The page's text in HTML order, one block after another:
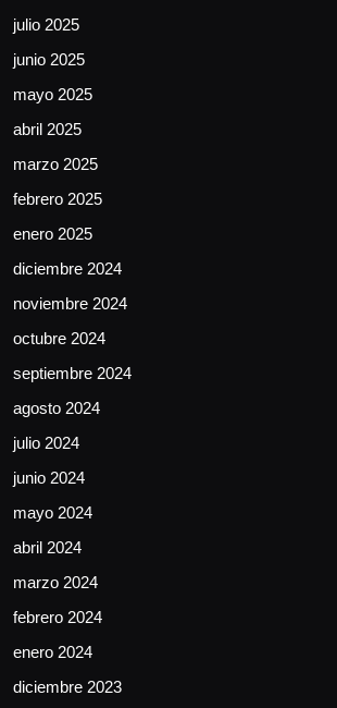
julio 2025
junio 2025
mayo 2025
abril 2025
marzo 2025
febrero 2025
enero 2025
diciembre 2024
noviembre 2024
octubre 2024
septiembre 2024
agosto 2024
julio 2024
junio 2024
mayo 2024
abril 2024
marzo 2024
febrero 2024
enero 2024
diciembre 2023